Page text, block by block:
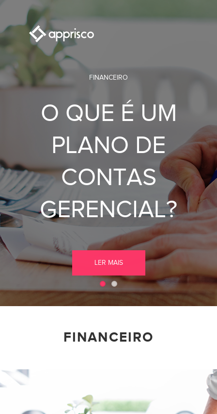
FINANCEIRO
O QUE É UM
PLANO DE
CONTAS
GERENCIAL?
LER MAIS
O PAPEL
ESTRATÉGICO
DA
TRANSPARÊNCIA
FINANCEIRA
LER MAIS
FINANCEIRO